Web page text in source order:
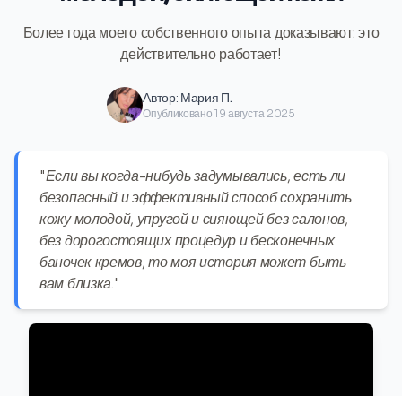
Более года моего собственного опыта доказывают: это
действительно работает!
Автор: Мария П.
Опубликовано 19 августа 2025
"Если вы когда-нибудь задумывались, есть ли
безопасный и эффективный способ сохранить
кожу молодой, упругой и сияющей без салонов,
без дорогостоящих процедур и бесконечных
баночек кремов, то моя история может быть
вам близка."